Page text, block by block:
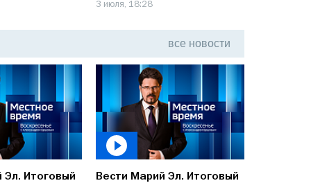
3 июля, 18:28
все новости
Эл. Итоговый
Вести Марий Эл. Итоговый